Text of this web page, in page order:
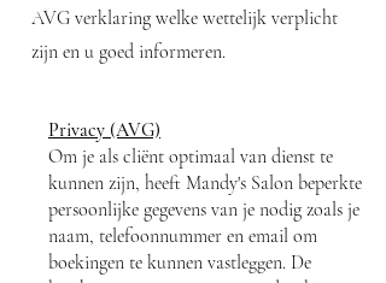
AVG verklaring welke wettelijk verplicht
zijn en u goed informeren.
Privacy (AVG)
Om je als cliënt optimaal van dienst te
kunnen zijn, heeft Mandy's Salon beperkte
persoonlijke gegevens van je nodig zoals je
naam, telefoonnummer en email om
boekingen te kunnen vastleggen. De